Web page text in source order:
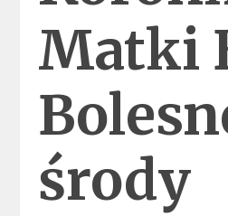
Matki
środy